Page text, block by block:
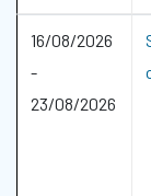
16/08/2026
-
23/08/2026